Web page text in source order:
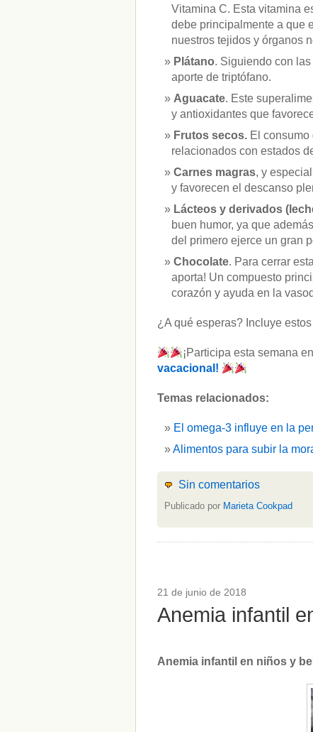
Vitamina C. Esta vitamina
debe principalmente a que
nuestros tejidos y órganos
Plátano. Siguiendo con
aporte de triptófano.
Aguacate. Este
y antioxidantes que
Frutos secos. El
relacionados con estados
Carnes magras, y
y favorecen el descanso
Lácteos y derivados
buen humor, ya que
del primero ejerce un gran
Chocolate. Para cerrar
aporta! Un compuesto
corazón y ayuda en la
¿A qué esperas? Incluye
¡Participa esta semana
vacacional!
Temas relacionados:
El omega-3 influye en la
Alimentos para subir la
Sin comentarios
Publicado por Marieta Cookpad
21 de junio de 2018
Anemia infantil
Anemia infantil en niños y